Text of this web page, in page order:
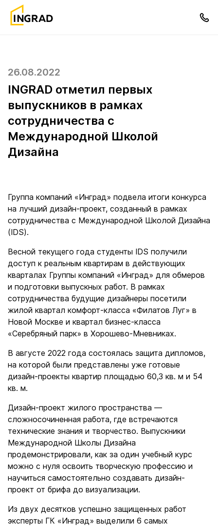
26.08.2022
INGRAD отметил первых
выпускников в рамках
сотрудничества с
Международной Школой
Дизайна
Группа компаний «Инград» подвела итоги конкурса
на лучший дизайн-проект, созданный в рамках
сотрудничества с Международной Школой Дизайна
(IDS).
Весной текущего года студенты IDS получили
доступ к реальным квартирам в действующих
кварталах Группы компаний «Инград» для обмеров
и подготовки выпускных работ. В рамках
сотрудничества будущие дизайнеры посетили
жилой квартал комфорт-класса «Филатов Луг» в
Новой Москве и квартал бизнес-класса
«Серебряный парк» в Хорошево-Мневниках.
В августе 2022 года состоялась защита дипломов,
на которой были представлены уже готовые
дизайн-проекты квартир площадью 60,3 кв. м и 54
кв. м.
Дизайн-проект жилого пространства —
сложносочиненная работа, где встречаются
технические знания и творчество. Выпускники
Международной Школы Дизайна
продемонстрировали, как за один учебный курс
можно с нуля освоить творческую профессию и
научиться самостоятельно создавать дизайн-
проект от брифа до визуализации.
Из двух десятков успешно защищенных работ
эксперты ГК «Инград» выделили 6 самых